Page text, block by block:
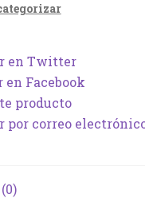
en Twitter
en Facebook
producto
por correo